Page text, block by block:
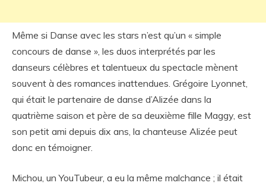
Même si Danse avec les stars n’est qu’un « simple
concours de danse », les duos interprétés par les
danseurs célèbres et talentueux du spectacle mènent
souvent à des romances inattendues. Grégoire Lyonnet,
qui était le partenaire de danse d’Alizée dans la
quatrième saison et père de sa deuxième fille Maggy, est
son petit ami depuis dix ans, la chanteuse Alizée peut
donc en témoigner.
Michou, un YouTubeur, a eu la même malchance ; il était